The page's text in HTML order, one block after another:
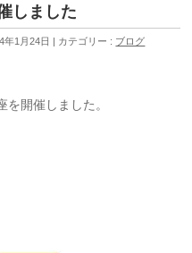
しました
年1月24日 カテゴリー : ブログ
開催しました。